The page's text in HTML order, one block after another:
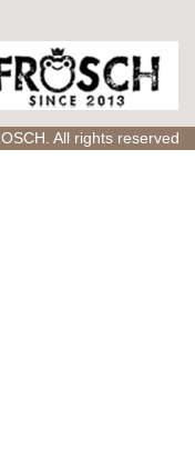
All rights reserved